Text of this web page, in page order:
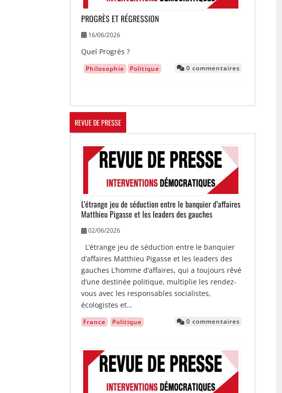
PROGRÈS ET RÉGRESSION
16/06/2026
Quel Progrès ?
Philosophie Politique 0 commentaires
REVUE DE PRESSE
Image
L’étrange jeu de séduction entre le banquier d’affaires
Matthieu Pigasse et les leaders des gauches
02/06/2026
L’étrange jeu de séduction entre le banquier
d’affaires Matthieu Pigasse et les leaders des
gauches L’homme d’affaires, qui a toujours rêvé
d’une destinée politique, multiplie les rendez-
vous avec les responsables socialistes,
écologistes et…
France Politique 0 commentaires
Image